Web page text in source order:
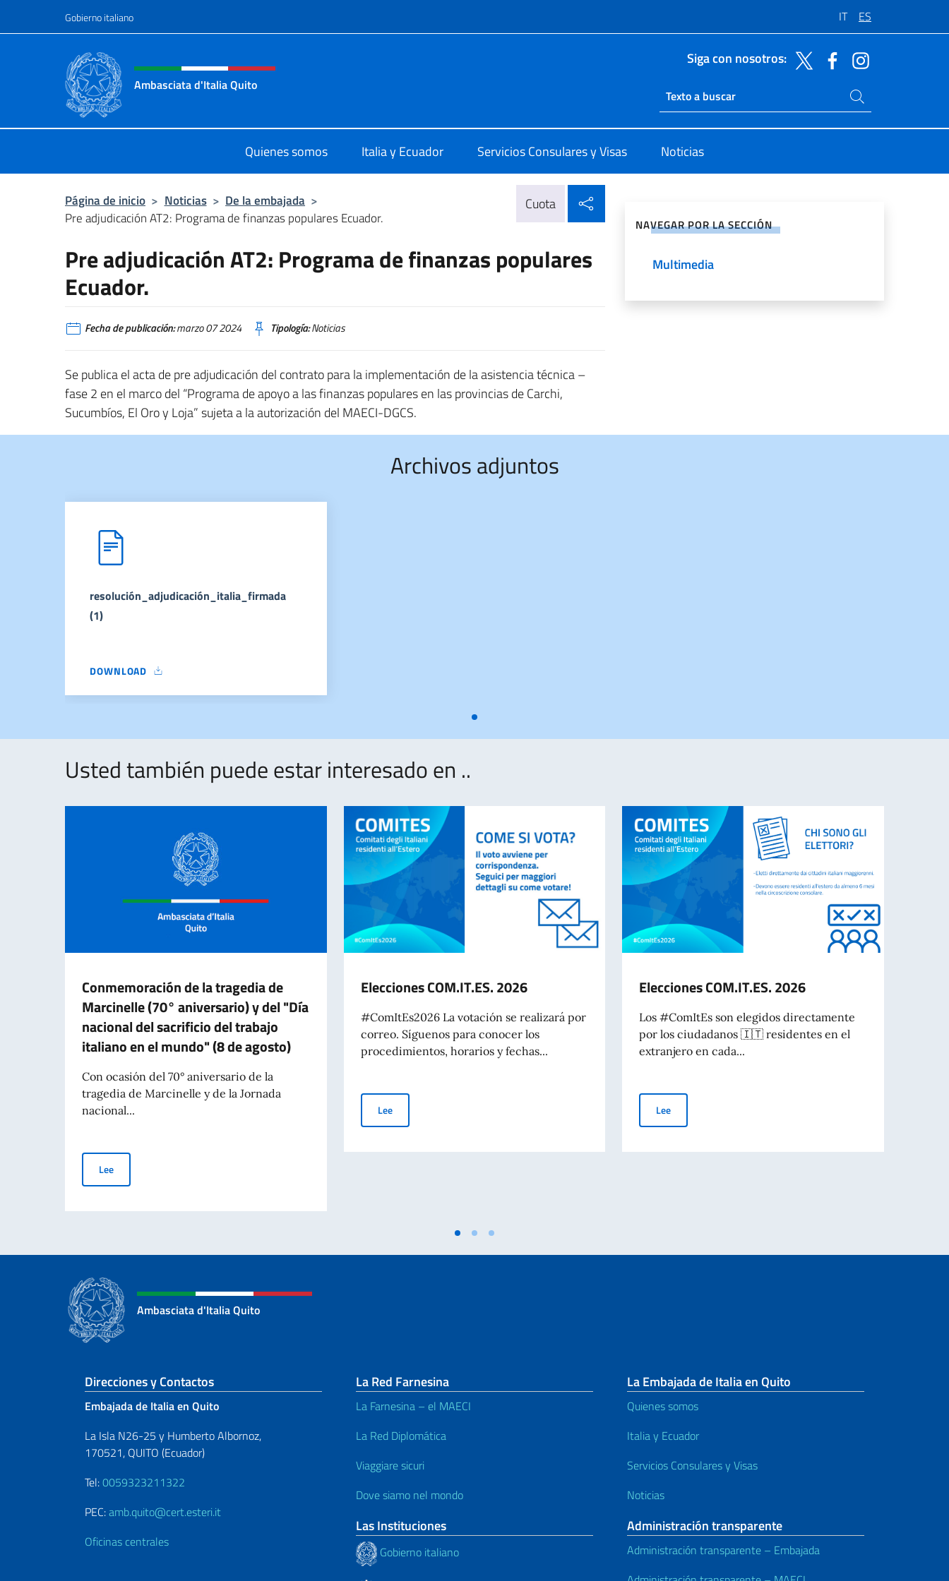
Gobierno italiano IT ES
Encabezado del sitio web, redes sociales y menú
Ambasciata d'Italia Quito
Siga con nosotros:
Ricerca sito live
Buscar en el sitio
Quienes somos Italia y Ecuador Servicios Consulares y Visas Noticias
Página de inicio > Noticias > De la embajada >
Pre adjudicación AT2: Programa de finanzas populares Ecuador.
Cuota
Pre adjudicación AT2: Programa de finanzas populares
Ecuador.
Fecha de publicación:marzo 07 2024 Tipología:Noticias
Se publica el acta de pre adjudicación del contrato para la implementación de la asistencia técnica –
fase 2 en el marco del “Programa de apoyo a las finanzas populares en las provincias de Carchi,
Sucumbíos, El Oro y Loja” sujeta a la autorización del MAECI-DGCS.
NAVEGAR POR LA SECCIÓN
Multimedia
Archivos adjuntos
resolución_adjudicación_italia_firmada
(1)
DOWNLOAD
RESOLUCIÓN_ADJUDICACIÓN_ITALIA_FIRMADA (1)
Usted también puede estar interesado en ..
Conmemoración de la tragedia de
Marcinelle (70° aniversario) y del "Día
nacional del sacrificio del trabajo
italiano en el mundo" (8 de agosto)
Con ocasión del 70° aniversario de la
tragedia de Marcinelle y de la Jornada
nacional...
LeeConmemoración de la tragedia de Marcinelle (70° aniversario) y del "Día nacional del sacrificio del trabajo italiano en el mundo" (8 de agosto)
Elecciones COM.IT.ES. 2026
#ComItEs2026 La votación se realizará por
correo. Síguenos para conocer los
procedimientos, horarios y fechas...
LeeElecciones COM.IT.ES. 2026
Elecciones COM.IT.ES. 2026
Los #ComItEs son elegidos directamente
por los ciudadanos 🇮🇹 residentes en el
extranjero en cada...
LeeElecciones COM.IT.ES. 2026
Ambasciata d'Italia Quito
Sezione footer
Direcciones y Contactos
Embajada de Italia en Quito
La Isla N26-25 y Humberto Albornoz,
170521, QUITO (Ecuador)
Tel:0059323211322
PEC:amb.quito@cert.esteri.it
Oficinas centrales
La Red Farnesina
La Farnesina – el MAECI
La Red Diplomática
Viaggiare sicuri
Dove siamo nel mondo
Las Instituciones
Gobierno italiano
La Embajada de Italia en Quito
Quienes somos
Italia y Ecuador
Servicios Consulares y Visas
Noticias
Administración transparente
Administración transparente – Embajada